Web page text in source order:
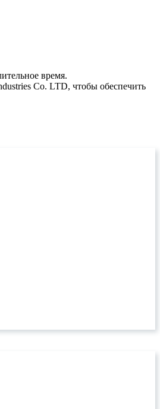
время.
Co. LTD, чтобы обеспечить